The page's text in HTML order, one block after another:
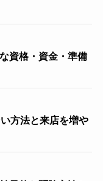
資格・資金・準備
方法と来店を増や